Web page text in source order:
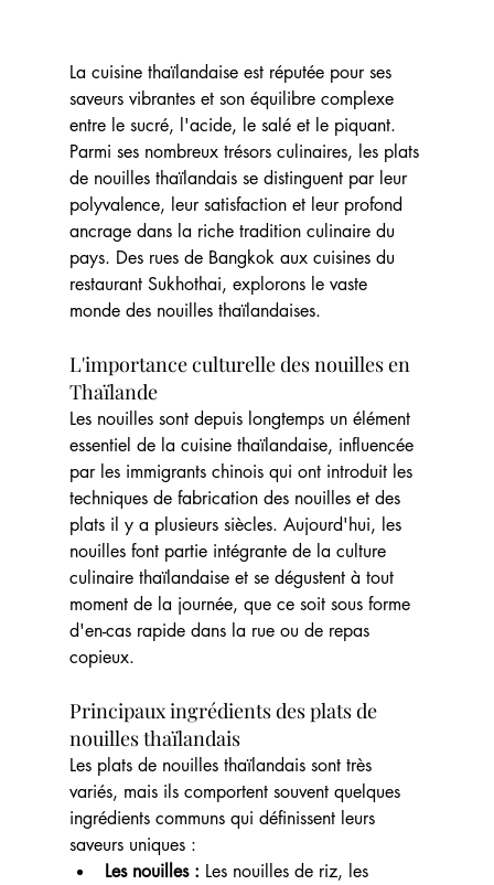
La cuisine thaïlandaise est réputée pour ses
saveurs vibrantes et son équilibre complexe
entre le sucré, l'acide, le salé et le piquant.
Parmi ses nombreux trésors culinaires, les plats
de nouilles thaïlandais se distinguent par leur
polyvalence, leur satisfaction et leur profond
ancrage dans la riche tradition culinaire du
pays. Des rues de Bangkok aux cuisines du
restaurant Sukhothai, explorons le vaste
monde des nouilles thaïlandaises.
L'importance culturelle des nouilles en
Thaïlande
Les nouilles sont depuis longtemps un élément
essentiel de la cuisine thaïlandaise, influencée
par les immigrants chinois qui ont introduit les
techniques de fabrication des nouilles et des
plats il y a plusieurs siècles. Aujourd'hui, les
nouilles font partie intégrante de la culture
culinaire thaïlandaise et se dégustent à tout
moment de la journée, que ce soit sous forme
d'en-cas rapide dans la rue ou de repas
copieux.
Principaux ingrédients des plats de
nouilles thaïlandais
Les plats de nouilles thaïlandais sont très
variés, mais ils comportent souvent quelques
ingrédients communs qui définissent leurs
saveurs uniques :
Les nouilles : Les nouilles de riz, les